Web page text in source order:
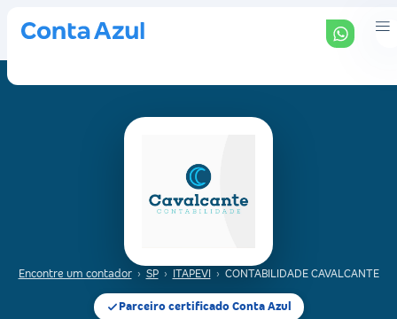
Encontre um contador › SP › ITAPEVI › CONTABILIDADE CAVALCANTE
Parceiro certificado Conta Azul